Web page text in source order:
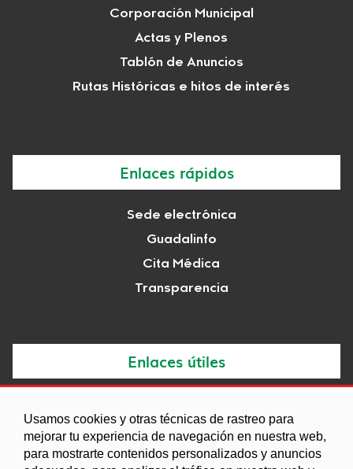
Usamos cookies y otras técnicas de rastreo para
mejorar tu experiencia de navegación en nuestra web,
para mostrarte contenidos personalizados y anuncios
Corporación Municipal
Actas y Plenos
Tablón de Anuncios
Rutas Históricas e hitos de interés
Enlaces rápidos
Sede electrónica
Guadalinfo
Cita Médica
Transparencia
Enlaces útiles
Agenda
Ordenanzas